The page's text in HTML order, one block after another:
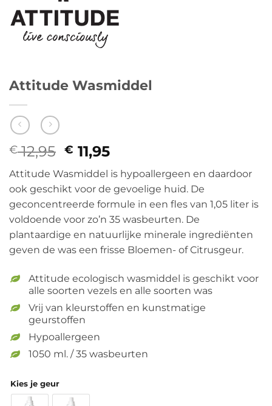
Attitude Wasmiddel
€12,95 Oorspronkelijke
prijs
was:
€ 12,95.
€ 11,95
prijs
is:
€ 11,95.
Attitude Wasmiddel is hypoallergeen en daardoor
ook geschikt voor de gevoelige huid. De
geconcentreerde formule in een fles van 1,05 liter is
voldoende voor zo’n 35 wasbeurten. De
plantaardige en natuurlijke minerale ingrediënten
geven de was een frisse Bloemen- of Citrusgeur.
Attitude ecologisch wasmiddel is geschikt voor
alle soorten vezels en alle soorten was
Vrij van kleurstoffen en kunstmatige
geurstoffen
Hypoallergeen
1050 ml. / 35 wasbeurten
Kies je geur